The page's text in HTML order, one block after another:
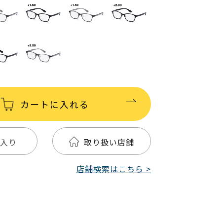
カートに入れる
り 取り扱い店舗
店舗検索はこちら >